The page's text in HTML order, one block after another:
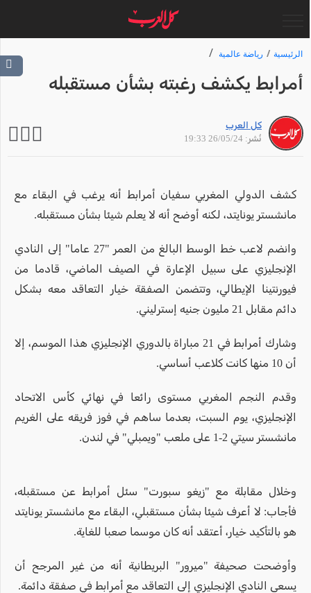
الرئيسية رياضة عالمية
أمرابط يكشف رغبته بشأن مستقبله
كل العرب
نُشر: 26/05/24 19:33
كشف الدولي المغربي سفيان أمرابط أنه يرغب في البقاء مع
مانشستر يونايتد، لكنه أوضح أنه لا يعلم شيئا بشأن مستقبله.
وانضم لاعب خط الوسط البالغ من العمر "27 عاما" إلى النادي
الإنجليزي على سبيل الإعارة في الصيف الماضي، قادما من
فيورنتينا الإيطالي، وتتضمن الصفقة خيار التعاقد معه بشكل
دائم مقابل 21 مليون جنيه إسترليني.
وشارك أمرابط في 21 مباراة بالدوري الإنجليزي هذا الموسم، إلا
أن 10 منها كانت كلاعب أساسي.
وقدم النجم المغربي مستوى رائعا في نهائي كأس الاتحاد
الإنجليزي، يوم السبت، بعدما ساهم في فوز فريقه على الغريم
مانشستر سيتي 2-1 على ملعب "ويمبلي" في لندن.
وخلال مقابلة مع "زيغو سبورت" سئل أمرابط عن مستقبله،
فأجاب: لا أعرف شيئا بشأن مستقبلي، البقاء مع مانشستر يونايتد
هو بالتأكيد خيار، أعتقد أنه كان موسما صعبا للغاية.
وأوضحت صحيفة "ميرور" البريطانية أنه من غير المرجح أن
يسعى النادي الإنجليزي إلى التعاقد مع أمرابط في صفقة دائمة.